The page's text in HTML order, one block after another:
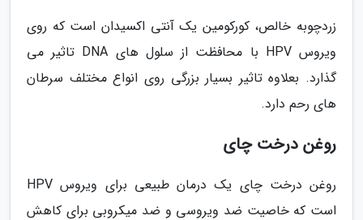
زردچوبه خالص، کورکومین یک آنتی اکسیدان است که روی
ویروس HPV با محافظت از سلول های DNA تاثیر می
گذارد. بعلاوه تاثیر بسیار بزرگی روی انواع مختلف سرطان
های رحم دارد.
روغن درخت چای
روغن درخت چای یک درمان طبیعی برای ویروس HPV
است که خاصیت ضد ویروسی و ضد میکروبی برای کاهش